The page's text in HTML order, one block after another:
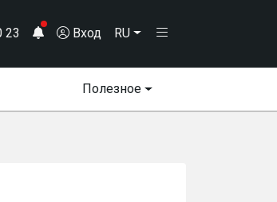
23 Вход RU
Полезное